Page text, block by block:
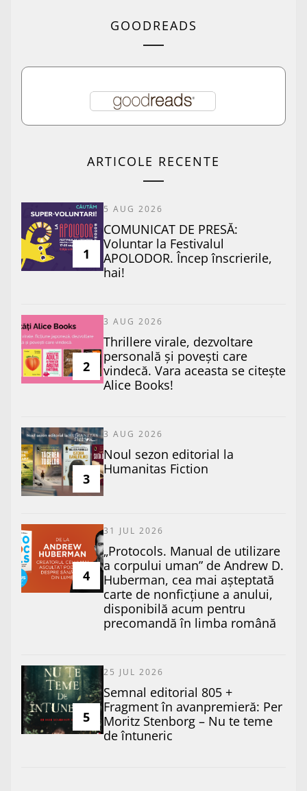
GOODREADS
ARTICOLE RECENTE
1
5 AUG 2026
COMUNICAT DE PRESĂ:
Voluntar la Festivalul
APOLODOR. Încep înscrierile,
hai!
2
3 AUG 2026
Thrillere virale, dezvoltare
personală și povești care
vindecă. Vara aceasta se citește
Alice Books!
3
3 AUG 2026
​Noul sezon editorial la
Humanitas Fiction
4
31 JUL 2026
„Protocols. Manual de utilizare
a corpului uman” de Andrew D.
Huberman, cea mai așteptată
carte de nonficțiune a anului,
disponibilă acum pentru
precomandă în limba română
5
25 JUL 2026
Semnal editorial 805 +
Fragment în avanpremieră: Per
Moritz Stenborg – Nu te teme
de întuneric